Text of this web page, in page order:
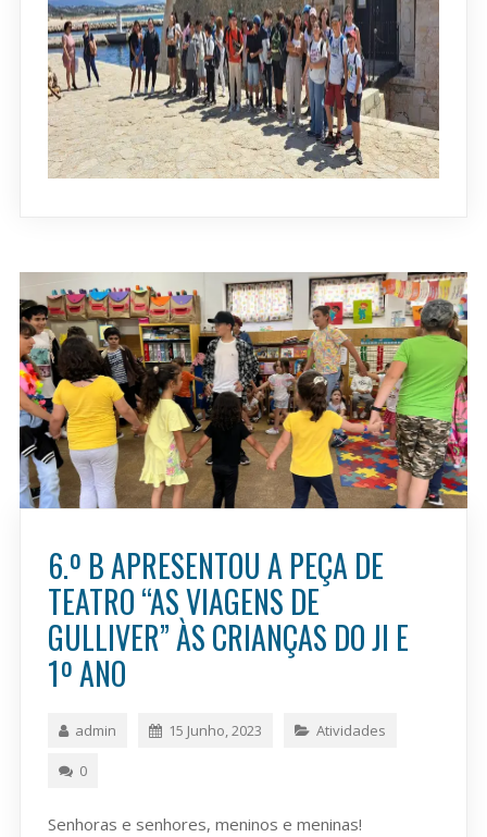
6.º B APRESENTOU A PEÇA DE
TEATRO “AS VIAGENS DE
GULLIVER” ÀS CRIANÇAS DO JI E
1º ANO
admin 15 Junho, 2023 Atividades
0
Senhoras e senhores, meninos e meninas!